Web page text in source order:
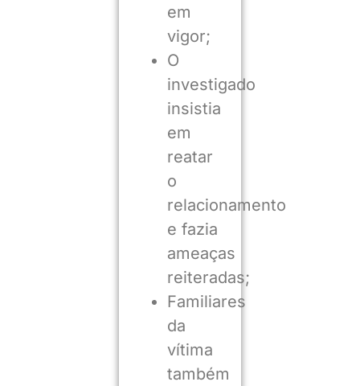
em
vigor;
O
investigado
insistia
em
reatar
o
relacionamento
e fazia
ameaças
reiteradas;
Familiares
da
vítima
também